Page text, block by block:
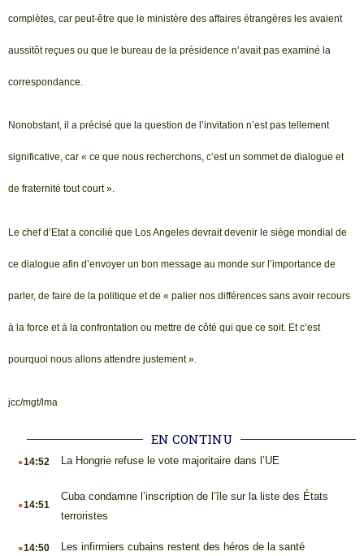
complètes, car peut-être que le ministère des affaires étrangères les avaient
aussitôt reçues ou que le bureau de la présidence n’avait pas examiné la
correspondance.
Nonobstant, il a précisé que la question de l’invitation n’est pas tellement
significative, car « ce que nous recherchons, c’est un sommet de dialogue et
de fraternité tout court ».
Le chef d’Etat a concilié que Los Angeles devrait devenir le siège mondial de
ce dialogue afin d’envoyer un bon message au monde sur l’importance de
parler, de faire de la politique et de « palier nos différences sans avoir recours
à la force et à la confrontation ou mettre de côté qui que ce soit. Et c’est
pourquoi nous allons attendre justement ».
jcc/mgt/lma
EN CONTINU
.14:52 La Hongrie refuse le vote majoritaire dans l’UE
.14:51
Cuba condamne l’inscription de l’île sur la liste des États
terroristes
.14:50 Les infirmiers cubains restent des héros de la santé